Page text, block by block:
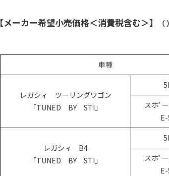
【メーカー希望小売価格＜消費税含む＞】
車種
レガシィ ツーリングワゴン
「TUNED BY STI」
スホﾟ
レガシィ B4
「TUNED BY STI」
スホﾟ